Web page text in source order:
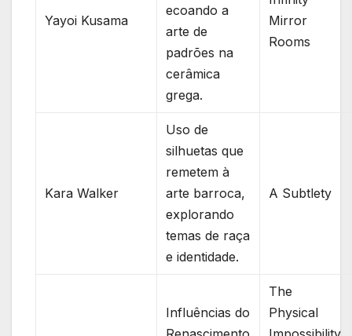
Yayoi ⁣Kusama
ecoando a⁤
arte de
padrões na
cerâmica
grega.
Mirror
Rooms
Kara Walker
Uso de
silhuetas que
remetem à
arte barroca,
explorando
temas ⁣de raça
e identidade.
A Subtlety
Influências do
The
Physical‌